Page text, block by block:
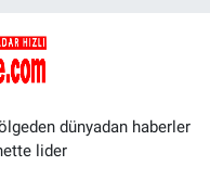
dünyadan haberler
lider